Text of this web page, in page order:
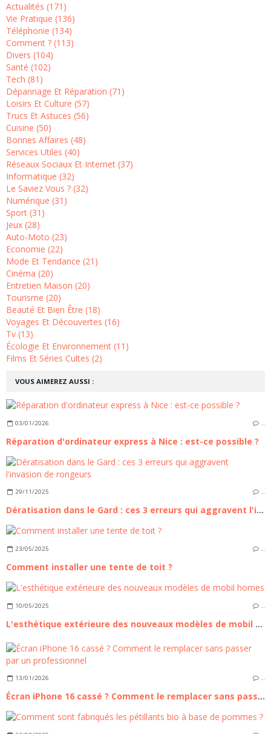
VOUS AIMEREZ AUSSI :
03/01/2026 …
Réparation d'ordinateur express à Nice : est-ce possible ?
29/11/2025 …
Dératisation dans le Gard : ces 3 erreurs qui aggravent l'invasion de rongeurs
23/05/2025 …
Comment installer une tente de toit ?
10/05/2025 …
L'esthétique extérieure des nouveaux modèles de mobil homes
13/01/2026 …
Écran iPhone 16 cassé ? Comment le remplacer sans passer par un professionnel
Actualités (171)
Vie Pratique (136)
Téléphonie (134)
Comment ? (113)
Divers (104)
Santé (102)
Tech (81)
Dépannage Et Réparation (71)
Loisirs Et Culture (57)
Trucs Et Astuces (56)
Cuisine (50)
Bonnes Affaires (48)
Services Utiles (40)
Réseaux Sociaux Et Internet (37)
Informatique (32)
Le Saviez Vous ? (32)
Numérique (31)
Sport (31)
Jeux (28)
Auto-Moto (23)
Economie (22)
Mode Et Tendance (21)
Cinéma (20)
Entretien Maison (20)
Tourisme (20)
Beauté Et Bien Être (18)
Voyages Et Découvertes (16)
Tv (13)
Écologie Et Environnement (11)
Films Et Séries Cultes (2)